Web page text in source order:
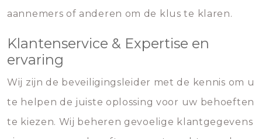
aannemers of anderen om de klus te klaren.
Klantenservice & Expertise en
ervaring
Wij zijn de beveiligingsleider met de kennis om u
te helpen de juiste oplossing voor uw behoeften
te kiezen. Wij beheren gevoelige klantgegevens